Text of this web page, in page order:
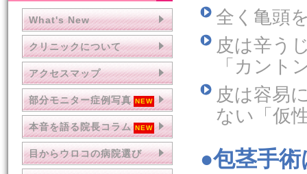
What's New
クリニックについて
アクセスマップ
部分モニター症例写真
本音を語る院長コラム
目からウロコの病院選び
全く亀頭
皮は辛う
「カント
皮は容易
ない「仮
●包茎手